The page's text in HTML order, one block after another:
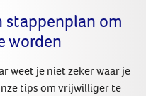
stappenplan om
worden
weet je niet zeker waar je
tips om vrijwilliger te